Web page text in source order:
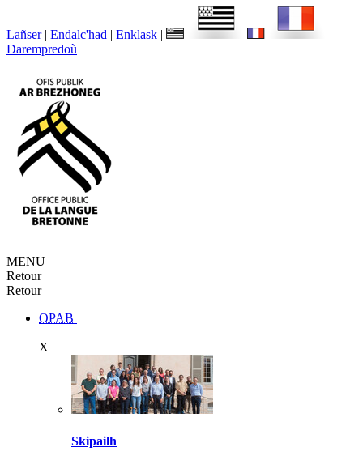
Lañser | Endalc'had | Enklask |
Darempredoù
MENU
Retour
Retour
OPAB
X
Skipailh